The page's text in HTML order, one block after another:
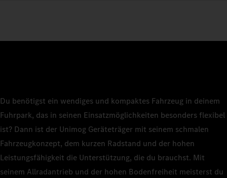
Du benötigst ein wendiges und kompaktes Fahrzeug in deinem
Fuhrpark, das in seinen Einsatzmöglichkeiten besonders flexibel
ist? Dann ist der Unimog Geräteträger mit seinem schmalen
Fahrzeugkonzept, dem kurzen Radstand und der hohen
Leistungsfähigkeit die Unterstützung, die du brauchst. Mit
seinem Allradantrieb und der hohen Bodenfreiheit meisterst du